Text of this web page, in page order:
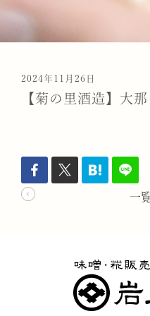
2024年11月26日
【菊の里酒造】大
一